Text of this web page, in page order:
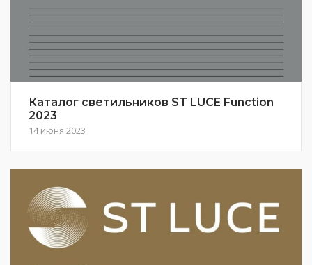
Каталог светильников ST LUCE Function
2023
14 июня 2023